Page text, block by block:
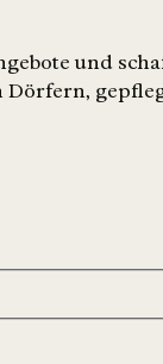
und
Dörfern,